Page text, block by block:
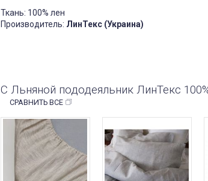
односторонній? Дякую за
відповідь
Ткань: 100% лен
Производитель: ЛинТекс (Украина)
С Льняной пододеяльник ЛинТекс
СРАВНИТЬ ВСЕ